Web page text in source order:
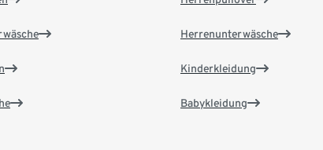
Herrenunterwäsche
Kinderkleidung
Babykleidung